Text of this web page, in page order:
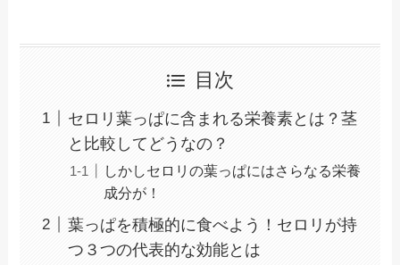
目次
セロリ葉っぱに含まれる栄養素とは？茎
と比較してどうなの？
しかしセロリの葉っぱにはさらなる栄養
成分が！
葉っぱを積極的に食べよう！セロリが持
つ３つの代表的な効能とは